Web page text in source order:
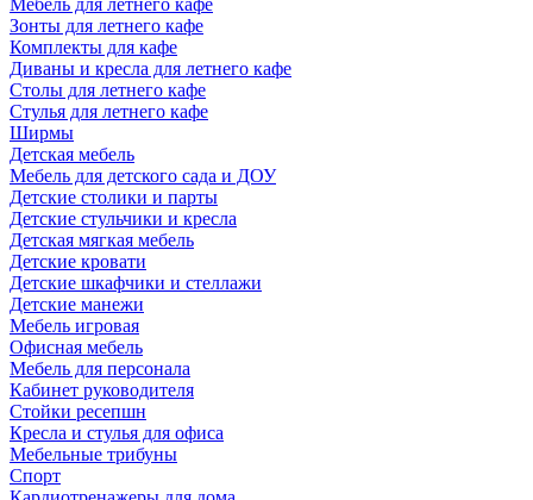
Мебель для летнего кафе
Зонты для летнего кафе
Комплекты для кафе
Диваны и кресла для летнего кафе
Столы для летнего кафе
Стулья для летнего кафе
Ширмы
Детская мебель
Мебель для детского сада и ДОУ
Детские столики и парты
Детские стульчики и кресла
Детская мягкая мебель
Детские кровати
Детские шкафчики и стеллажи
Детские манежи
Мебель игровая
Офисная мебель
Мебель для персонала
Кабинет руководителя
Стойки ресепшн
Кресла и стулья для офиса
Мебельные трибуны
Спорт